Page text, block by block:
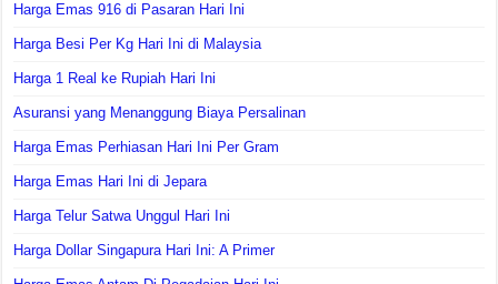
Harga Emas 916 di Pasaran Hari Ini
Harga Besi Per Kg Hari Ini di Malaysia
Harga 1 Real ke Rupiah Hari Ini
Asuransi yang Menanggung Biaya Persalinan
Harga Emas Perhiasan Hari Ini Per Gram
Harga Emas Hari Ini di Jepara
Harga Telur Satwa Unggul Hari Ini
Harga Dollar Singapura Hari Ini: A Primer